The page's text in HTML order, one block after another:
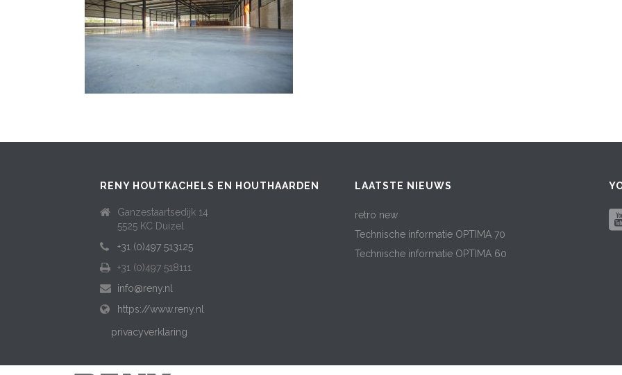
RENY HOUTKACHELS EN HOUTHAARDEN
Ganzestaartsedijk 14
5525 KC Duizel
+31 (0)497 513125
+31 (0)497 518111
info@reny.nl
https://www.reny.nl
privacyverklaring
LAATSTE NIEUWS
retro new
Technische informatie OPTIMA 70
Technische informatie OPTIMA 60